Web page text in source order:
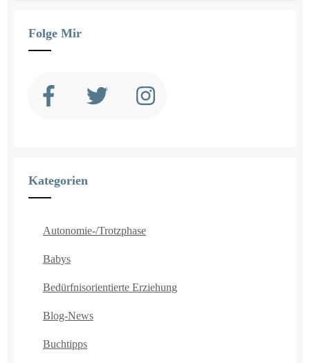
Folge Mir
Kategorien
Autonomie-/Trotzphase
Babys
Bedürfnisorientierte Erziehung
Blog-News
Buchtipps